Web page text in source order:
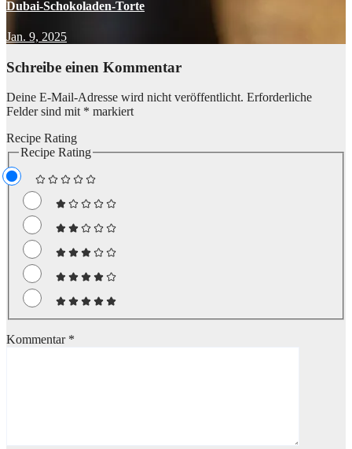
Dubai-Schokoladen-Torte
Jan. 9, 2025
Schreibe einen Kommentar
Deine E-Mail-Adresse wird nicht veröffentlicht. Erforderliche
Felder sind mit * markiert
Recipe Rating
Recipe Rating
Kommentar *